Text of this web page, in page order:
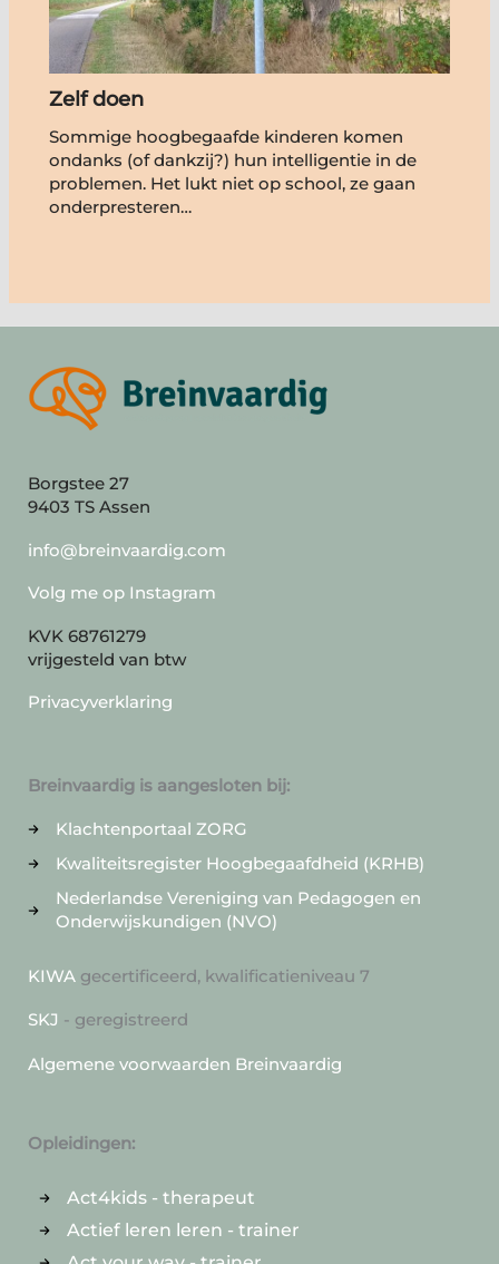
Zelf doen
Sommige hoogbegaafde kinderen komen
ondanks (of dankzij?) hun intelligentie in de
problemen. Het lukt niet op school, ze gaan
onderpresteren…
Borgstee 27
9403 TS Assen
info@breinvaardig.com
Volg me op Instagram
KVK 68761279
vrijgesteld van btw
Privacyverklaring
Breinvaardig is aangesloten bij:
Klachtenportaal ZORG
Kwaliteitsregister Hoogbegaafdheid (KRHB)
Nederlandse Vereniging van Pedagogen en
Onderwijskundigen (NVO)
KIWA gecertificeerd, kwalificatieniveau 7
SKJ - geregistreerd
Algemene voorwaarden Breinvaardig
Opleidingen:
Act4kids - therapeut
Actief leren leren - trainer